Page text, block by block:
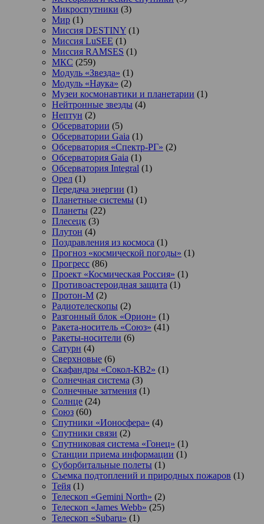
Микроспутники (3)
Мир (1)
Миссия DESTINY (1)
Миссия LuSEE (1)
Миссия RAMSES (1)
МКС (259)
Модуль «Звезда» (1)
Модуль «Наука» (2)
Музеи космонавтики и планетарии (1)
Нейтронные звезды (4)
Нептун (2)
Обсерватории (5)
Обсерватории Gaia (1)
Обсерватория «Спектр-РГ» (2)
Обсерватория Gaia (1)
Обсерватория Integral (1)
Орел (1)
Передача энергии (1)
Планетные системы (1)
Планеты (22)
Плесецк (3)
Плутон (4)
Поздравления из космоса (1)
Прогноз «космической погоды» (1)
Прогресс (86)
Проект «Космическая Россия» (1)
Противоастероидная защита (1)
Протон-М (2)
Радиотелескопы (2)
Разгонный блок «Орион» (1)
Ракета-носитель «Союз» (41)
Ракеты-носители (6)
Сатурн (4)
Сверхновые (6)
Скафандры «Сокол-КВ2» (1)
Солнечная система (3)
Солнечные затмения (1)
Солнце (24)
Союз (60)
Спутники «Ионосфера» (4)
Спутники связи (2)
Спутниковая система «Гонец» (1)
Станции приема информации (1)
Суборбитальные полеты (1)
Съемка подтоплений и природных пожаров (1)
Тейя (1)
Телескоп «Gemini North» (2)
Телескоп «James Webb» (25)
Телескоп «Subaru» (1)